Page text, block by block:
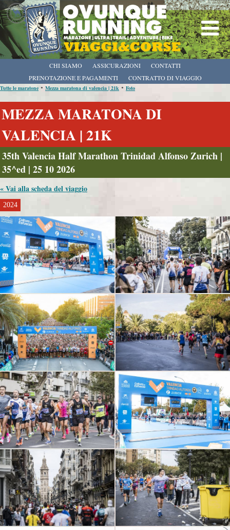
CHI SIAMO
PRENOTAZIONE E PAGAMENTI
CONTRATTO DI VIAGGIO
ASSICURAZIONI CONTATTI
Tutte le maratone • Mezza maratona di valencia | 21k • Foto
MEZZA MARATONA DI
VALENCIA | 21K
35th Valencia Half Marathon Trinidad Alfonso Zurich |
35^ed | 25 10 2026
« Vai alla scheda del viaggio
2024